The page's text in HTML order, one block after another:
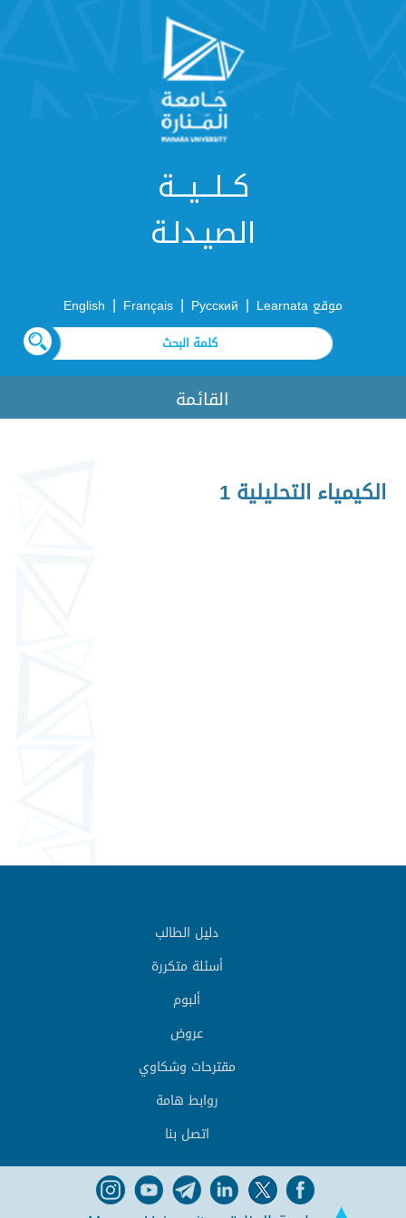
كــلـــيـــة
الصيـدلـة
موقع Learnata |
Русский
|
Français
|
English
القائمة
الكيمياء التحليلية 1
دليل الطالب
أسئلة متكررة
ألبوم
عروض
مقترحات وشكاوي
روابط هامة
اتصل بنا